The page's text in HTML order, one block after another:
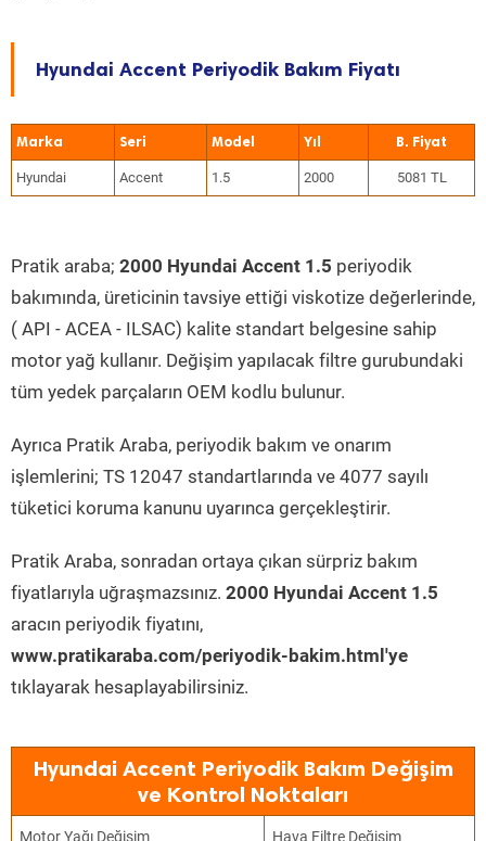
Hyundai Accent Periyodik Bakım Fiyatı
Marka Seri Model Yıl
Hyundai Accent 1.5 2000 5081 TL
Pratik araba; 2000 Hyundai Accent 1.5 periyodik
bakımında, üreticinin tavsiye ettiği viskotize değerlerinde,
( API - ACEA - ILSAC) kalite standart belgesine sahip
motor yağ kullanır. Değişim yapılacak filtre gurubundaki
tüm yedek parçaların OEM kodlu bulunur.
Ayrıca Pratik Araba, periyodik bakım ve onarım
işlemlerini; TS 12047 standartlarında ve 4077 sayılı
tüketici koruma kanunu uyarınca gerçekleştirir.
Pratik Araba, sonradan ortaya çıkan sürpriz bakım
fiyatlarıyla uğraşmazsınız. 2000 Hyundai Accent 1.5
aracın periyodik fiyatını,
www.pratikaraba.com/periyodik-bakim.html'ye
tıklayarak hesaplayabilirsiniz.
Hyundai Accent Periyodik Bakım Değişim
ve Kontrol Noktaları
Motor Yağı Değişim Hava Filtre Değişim